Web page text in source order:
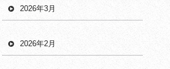
2026年3月
2026年2月